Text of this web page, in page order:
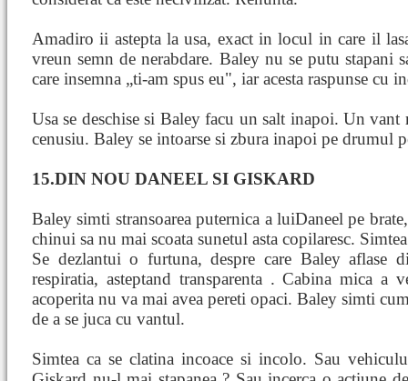
Amadiro ii astepta la usa, exact in locul in care il
vreun semn de nerabdare. Baley nu se putu stapani
care insemna „ti-am spus eu", iar acesta raspunse cu
Usa se deschise si Baley facu un salt inapoi. Un
cenusiu. Baley se intoarse si zbura inapoi pe drumul
15.DIN NOU DANEEL SI GISKARD
Baley simti stransoarea puternica a luiDaneel pe
chinui sa nu mai scoata sunetul asta copilaresc.
Se dezlantui o furtuna, despre care Baley aflase
respiratia, asteptand transparenta . Cabina mica
acoperita nu va mai avea pereti opaci. Baley simti
de a se juca cu vantul.
Simtea ca se clatina incoace si incolo. Sau